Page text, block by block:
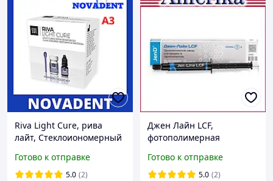
Riva Light Cure, рива
лайт, Стеклоиономерный
Готово к отправке
5.0 (2)
Джен Лайн LCF,
фотополимерная
прокладка, 3г, Jen-Line
LCF, Джен-Лайн ЛЦФ
Готово к отправке
5.0 (2)